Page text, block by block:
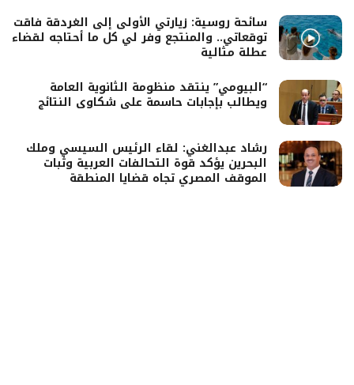
سائحة روسية: زيارتي الأولى إلى الغردقة فاقت
توقعاتي.. والمنتجع وفر لي كل ما أحتاجه لقضاء
عطلة مثالية
“البيومي” ينتقد منظومة الثانوية العامة
ويطالب بإجابات حاسمة على شكاوى النتائج
رشاد عبدالغني: لقاء الرئيس السيسي وملك
البحرين يؤكد قوة التحالفات العربية وثبات
الموقف المصري تجاه قضايا المنطقة